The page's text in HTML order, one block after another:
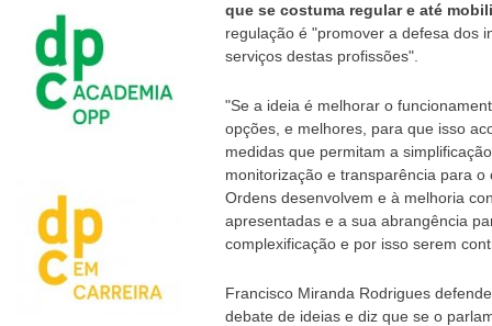
que se costuma regular e até
regulação é "promover a defesa dos
serviços destas profissões".
"Se a ideia é melhorar o
opções, e melhores, para que isso
medidas que permitam a
monitorização e transparência para
Ordens desenvolvem e à melhoria
apresentadas e a sua abrangência
complexificação e por isso serem
Francisco Miranda Rodrigues
debate de ideias e diz que se o